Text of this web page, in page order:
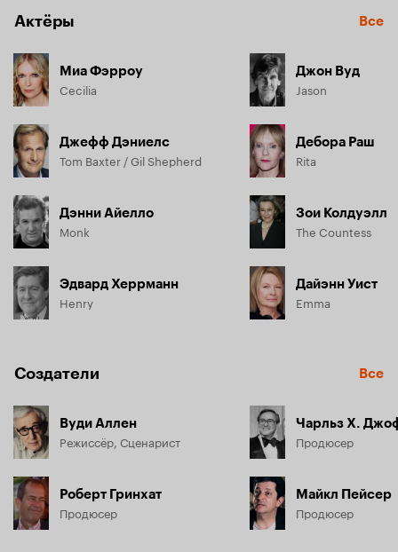
Актёры Все
Миа Фэрроу
Cecilia
Джефф Дэниелс
Tom Baxter / Gil Shepherd
Дэнни Айелло
Monk
Эдвард Херрманн
Henry
Джон Вуд
Jason
Дебора Раш
Rita
Зои Колдуэлл
The Countess
Дайэнн Уист
Emma
Создатели Все
Вуди Аллен
Режиссёр, Сценарист
Роберт Гринхат
Продюсер
Чарльз Х.
Продюсер
Майкл Пейсер
Продюсер